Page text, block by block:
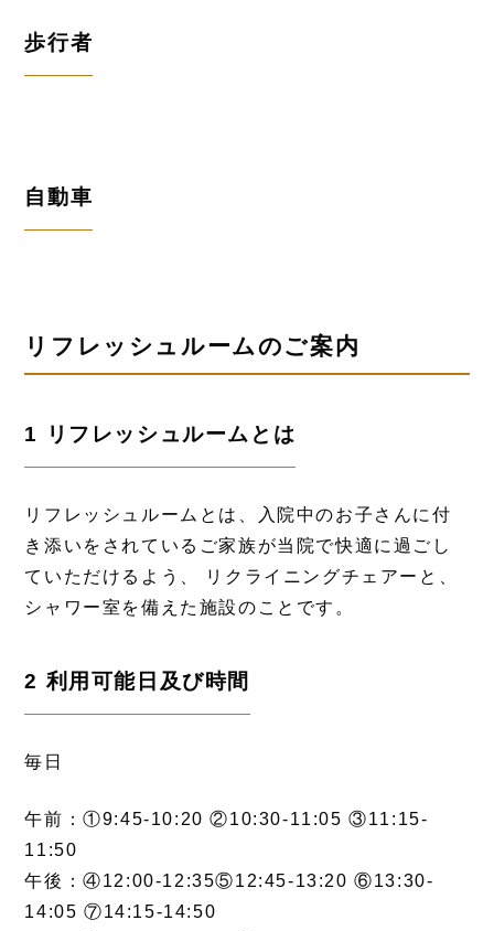
歩行者
自動車
リフレッシュルームのご案内
1 リフレッシュルームとは
リフレッシュルームとは、入院中のお子さんに付
き添いをされているご家族が当院で快適に過ごし
ていただけるよう、 リクライニングチェアーと、
シャワー室を備えた施設のことです。
2 利用可能日及び時間
毎日
午前：①9:45-10:20 ②10:30-11:05 ③11:15-
11:50
午後：④12:00-12:35⑤12:45-13:20 ⑥13:30-
14:05 ⑦14:15-14:50